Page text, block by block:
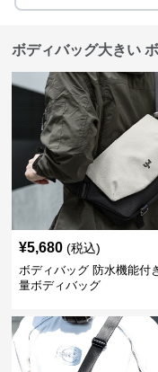
ボディバッグ大きい
¥5,680 (税込)
ボディバッグ 防水機能付
量ボディバッグ